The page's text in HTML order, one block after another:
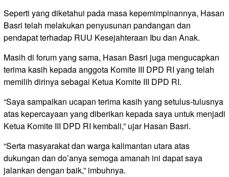
Seperti yang diketahui pada masa kepemimpinannya, Hasan
Basri telah melakukan penyusunan pandangan dan
pendapat terhadap RUU Kesejahteraan Ibu dan Anak.
Masih di forum yang sama, Hasan Basri juga mengucapkan
terima kasih kepada anggota Komite III DPD RI yang telah
memilih dirinya sebagai Ketua Komite III DPD RI.
“Saya sampaikan ucapan terima kasih yang setulus-tulusnya
atas kepercayaan yang diberikan kepada saya untuk menjadi
Ketua Komite III DPD RI kembali,” ujar Hasan Basri.
“Serta masyarakat dan warga kalimantan utara atas
dukungan dan do’anya semoga amanah ini dapat saya
jalankan dengan baik,” imbuhnya.